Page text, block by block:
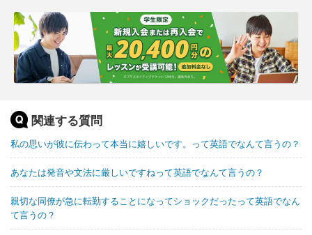
関連する質問
私の思いが彼に伝わって本当に嬉しいです。って英語でなんて言うの？
あなたは発音や文法に厳しいですねって英語でなんて言うの？
親切な同僚が急に転勤することになってショックだったって英語でなん
て言うの？